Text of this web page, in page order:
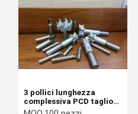
3 pollici lunghezza
complessiva PCD taglio
fresatura ad alta velocità